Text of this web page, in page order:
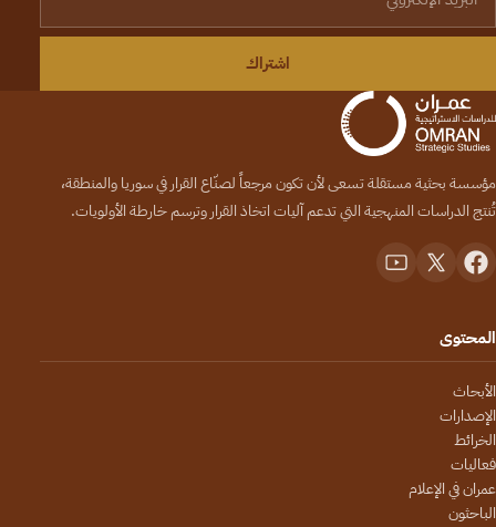
اشتراك
مؤسسة بحثية مستقلة تسعى لأن تكون مرجعاً لصنّاع القرار في سوريا والمنطقة،
تُنتج الدراسات المنهجية التي تدعم آليات اتخاذ القرار وترسم خارطة الأولويات.
المحتوى
الأبحاث
الإصدارات
الخرائط
فعاليات
عمران في الإعلام
الباحثون